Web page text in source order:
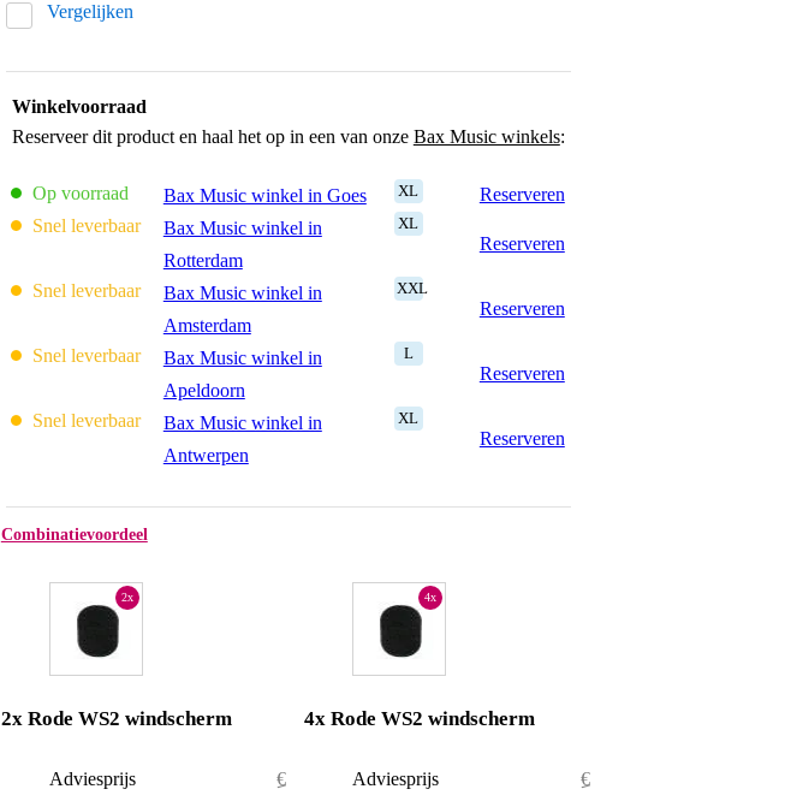
Vergelijken
Winkelvoorraad
Reserveer dit product en haal het op in een van onze Bax Music winkels:
Op voorraad Bax Music winkel in Goes XL
Reserveren
Snel leverbaar
Bax Music winkel in
Rotterdam
XL
Reserveren
Snel leverbaar
Bax Music winkel in
Amsterdam
XXL
Reserveren
Snel leverbaar
Bax Music winkel in
Apeldoorn
L
Reserveren
Snel leverbaar
Bax Music winkel in
Antwerpen
XL
Reserveren
Combinatievoordeel
2x
2x Rode WS2 windscherm
Adviesprijs
€ 39,80
4x
4x Rode WS2 windscherm
Adviesprijs
€ 79,60